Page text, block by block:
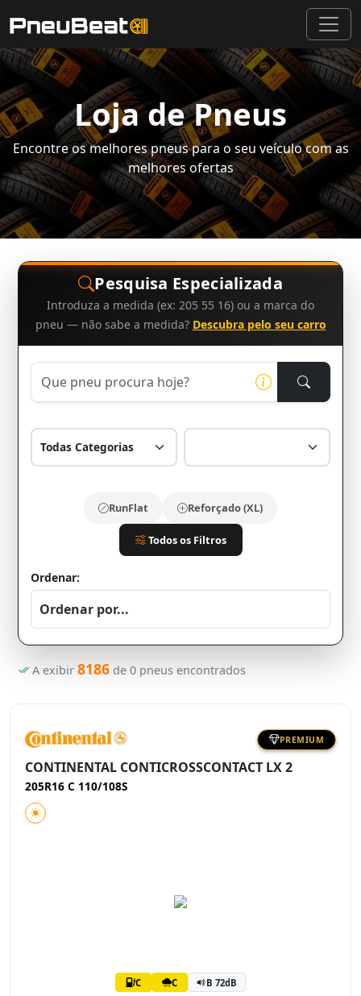
Loja de Pneus
Encontre os melhores pneus para o seu veículo com as
melhores ofertas
Pesquisa Especializada
Introduza a medida (ex: 205 55 16) ou a marca do
pneu — não sabe a medida? Descubra pelo seu carro
RunFlat Reforçado (XL)
Todos os Filtros
Ordenar:
A exibir 8186 de 0 pneus encontrados
PREMIUM
CONTINENTAL CONTICROSSCONTACT LX 2
205R16 C 110/108S
C C B 72dB